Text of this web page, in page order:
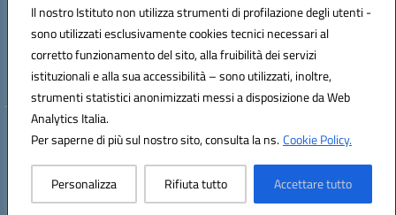
Il nostro Istituto non utilizza strumenti di profilazione degli utenti -
sono utilizzati esclusivamente cookies tecnici necessari al
corretto funzionamento del sito, alla fruibilità dei servizi
istituzionali e alla sua accessibilità – sono utilizzati, inoltre,
strumenti statistici anonimizzati messi a disposizione da Web
Analytics Italia.
Per saperne di più sul nostro sito, consulta la ns.Cookie Policy.
Personalizza Rifiuta tutto Accettare tutto
Codice fiscale: 84000690796
Codice meccanografico:CZRH04000Q
Codice Indice delle Pubbliche Amministrazioni (IPA): istsc_czrh04000q
Codice unico di fatturazione (CUF): UF9M13
Hosting & Powered by 3D Solution S.r.l.
Concept & Design by Designers Italia